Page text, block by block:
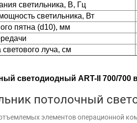
светильника, В, Гц
мощность светильника, Вт
пятна (d10), мм
луча, см
светодиодный ART-II 700/700
потолочный
элементов операционной